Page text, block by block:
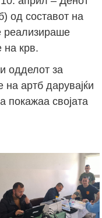
од составот на
реализираше
на крв.
одделот за
на артб дарувајќи
покажаа својата